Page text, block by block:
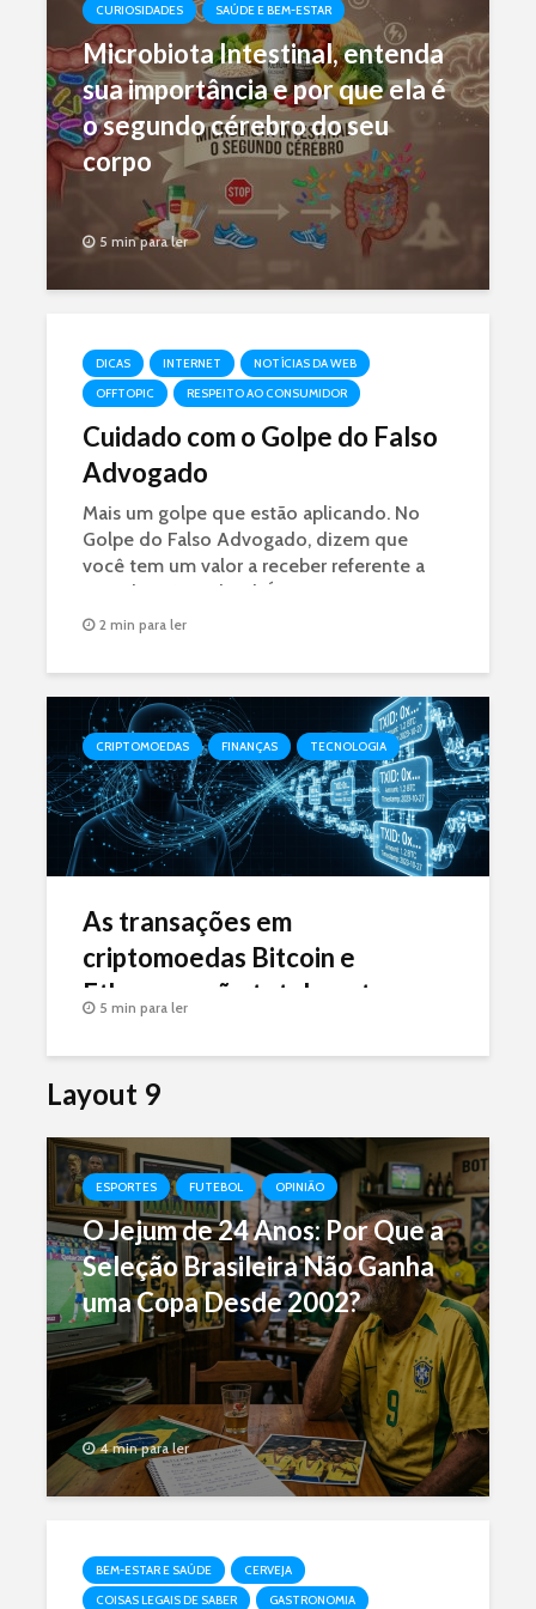
CURIOSIDADES
SAÚDE E BEM-ESTAR
Microbiota Intestinal, entenda
sua importância e por que ela é
o segundo cérebro do seu
corpo
5 min para ler
DICAS INTERNET
NOTÍCIAS DA WEB
OFFTOPIC
RESPEITO AO CONSUMIDOR
Cuidado com o Golpe do Falso
Advogado
Mais um golpe que estão aplicando. No
Golpe do Falso Advogado, dizem que
você tem um valor a receber referente a
uma decisão judicial. É GOLPE.
2 min para ler
CRIPTOMOEDAS FINANÇAS TECNOLOGIA
As transações em
criptomoedas Bitcoin e
Ethereum são totalmente
5 min para ler
Layout 9
ESPORTES FUTEBOL OPINIÃO
O Jejum de 24 Anos: Por Que a
Seleção Brasileira Não Ganha
uma Copa Desde 2002?
4 min para ler
BEM-ESTAR E SAÚDE
CERVEJA
COISAS LEGAIS DE SABER
GASTRONOMIA